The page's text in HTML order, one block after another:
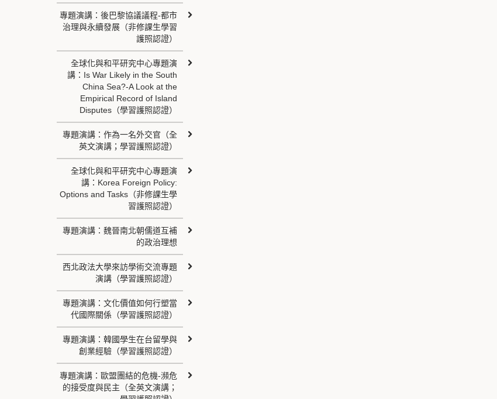
專題演講：後巴黎協議議程-都市
治理與永續發展（非修課生學習
護照認證）
全球化與和平研究中心專題演
講：Is War Likely in the South
China Sea?-A Look at the
Empirical Record of Island
Disputes（學習護照認證）
專題演講：作為一名外交官（全
英文演講；學習護照認證）
全球化與和平研究中心專題演
講：Korea Foreign Policy:
Options and Tasks（非修課生學
習護照認證）
專題演講：魏晉南北朝儒道互補
的政治理想
西北政法大學來訪學術交流專題
演講（學習護照認證）
專題演講：文化價值如何行塑當
代國際關係（學習護照認證）
專題演講：韓國學生在台留學與
創業經驗（學習護照認證）
專題演講：歐盟團結的危機-瀕危
的接受度與民主（全英文演講；